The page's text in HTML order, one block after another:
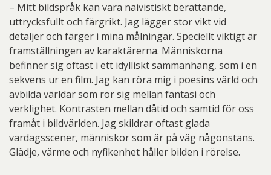
– Mitt bildspråk kan vara naivistiskt berättande,
uttrycksfullt och färgrikt. Jag lägger stor vikt vid
detaljer och färger i mina målningar. Speciellt viktigt är
framställningen av karaktärerna. Människorna
befinner sig oftast i ett idylliskt sammanhang, som i en
sekvens ur en film. Jag kan röra mig i poesins värld och
avbilda världar som rör sig mellan fantasi och
verklighet. Kontrasten mellan dåtid och samtid för oss
framåt i bildvärlden. Jag skildrar oftast glada
vardagsscener, människor som är på väg någonstans.
Glädje, värme och nyfikenhet håller bilden i rörelse.